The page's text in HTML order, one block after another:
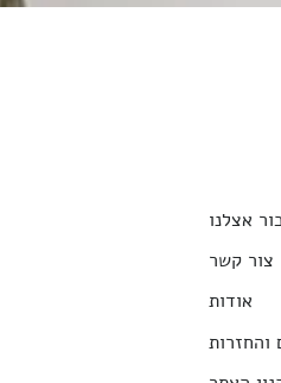
אצלנו
צור קשר
אודות
והחזרות